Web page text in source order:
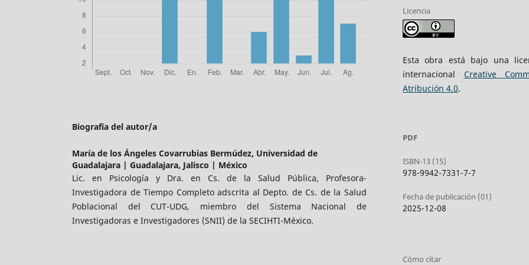
Biografía del autor/a
María de los Ángeles Covarrubias Bermúdez, Universidad de
Guadalajara | Guadalajara, Jalisco | México
Lic. en Psicología y Dra. en Cs. de la Salud Pública, Profesora-
Investigadora de Tiempo Completo adscrita al Depto. de Cs. de la Salud
Poblacional del CUT-UDG, miembro del Sistema Nacional de
Investigadoras e Investigadores (SNII) de la SECIHTI-México.
Licencia
Esta obra está bajo una
internacional Creative
Atribución 4.0.
PDF
ISBN-13 (15)
978-9942-7331-7-7
Fecha de publicación (01)
2025-12-08
Cómo citar